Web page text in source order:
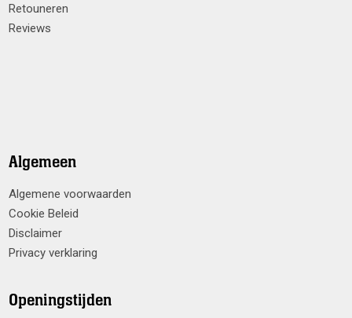
Retouneren
Reviews
Algemeen
Algemene voorwaarden
Cookie Beleid
Disclaimer
Privacy verklaring
Openingstijden